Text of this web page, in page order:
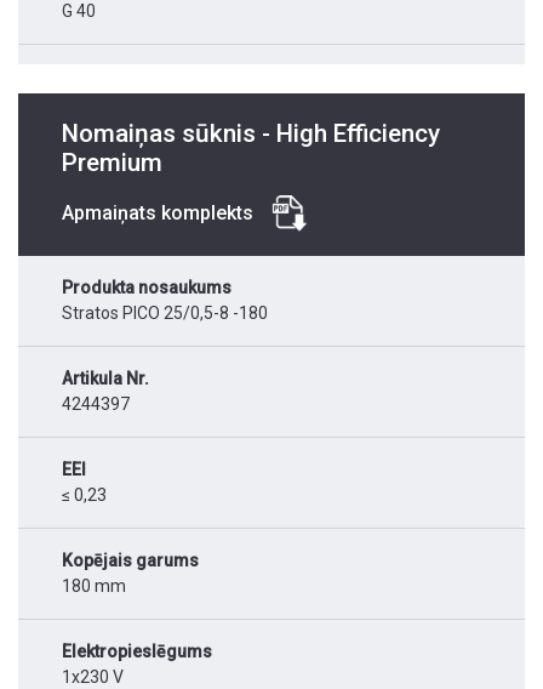
G 40
Nomaiņas sūknis - High Efficiency
Premium
Apmaiņats komplekts
Produkta nosaukums
Stratos PICO 25/0,5-8 -180
Artikula Nr.
4244397
EEI
≤ 0,23
Kopējais garums
180 mm
Elektropieslēgums
1x230 V